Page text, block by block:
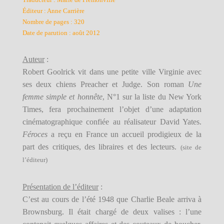
Éditeur : Anne Carrière
Nombre de pages : 320
Date de parution : août 2012
Auteur:
Robert Goolrick vit dans une petite ville Virginie avec
ses deux chiens Preacher et Judge. Son roman Une
femme simple et honnête, N°1 sur la liste du New York
Times, fera prochainement l’objet d’une adaptation
cinématographique confiée au réalisateur David Yates.
Férocesa reçu en France un accueil prodigieux de la
part des critiques, des libraires et des lecteurs. (site de
l’éditeur)
Présentation de l’éditeur:
C’est au cours de l’été 1948 que Charlie Beale arriva à
Brownsburg. Il était chargé de deux valises : l’une